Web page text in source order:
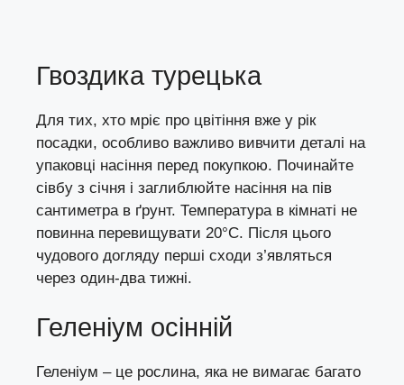
Гвоздика турецька
Для тих, хто мріє про цвітіння вже у рік
посадки, особливо важливо вивчити деталі на
упаковці насіння перед покупкою. Починайте
сівбу з січня і заглиблюйте насіння на пів
сантиметра в ґрунт. Температура в кімнаті не
повинна перевищувати 20°C. Після цього
чудового догляду перші сходи з’являться
через один-два тижні.
Геленіум осінній
Геленіум – це рослина, яка не вимагає багато